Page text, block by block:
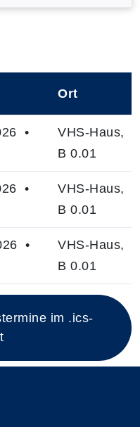
zum diesen Kurs
Ort
•
VHS-Haus,
B 0.01
•
VHS-Haus,
B 0.01
•
VHS-Haus,
B 0.01
im .ics-